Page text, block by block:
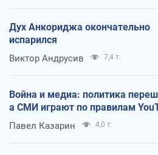
Дух Анкориджа окончательно
испарился
Виктор Андрусив 7,4 т.
Война и медиа: политика
а СМИ играют по правилам
Павел Казарин 4,0 т.